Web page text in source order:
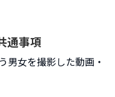
通事項
男女を撮影した動画・